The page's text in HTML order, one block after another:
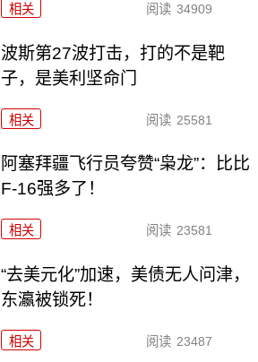
相关 阅读 34909
波斯第27波打击，打的不是靶
子，是美利坚命门
相关 阅读 25581
阿塞拜疆飞行员夸赞“枭龙”：比比
F-16强多了！
相关 阅读 23581
“去美元化”加速，美债无人问津，
东瀛被锁死！
相关 阅读 23487